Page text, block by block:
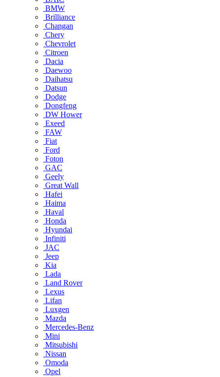
BMW
Brilliance
Changan
Chery
Chevrolet
Citroen
Dacia
Daewoo
Daihatsu
Datsun
Dodge
Dongfeng
DW Hower
Exeed
FAW
Fiat
Ford
Foton
GAC
Geely
Great Wall
Hafei
Haima
Haval
Honda
Hyundai
Infiniti
JAC
Jeep
Kia
Lada
Land Rover
Lexus
Lifan
Luxgen
Mazda
Mercedes-Benz
Mini
Mitsubishi
Nissan
Omoda
Opel